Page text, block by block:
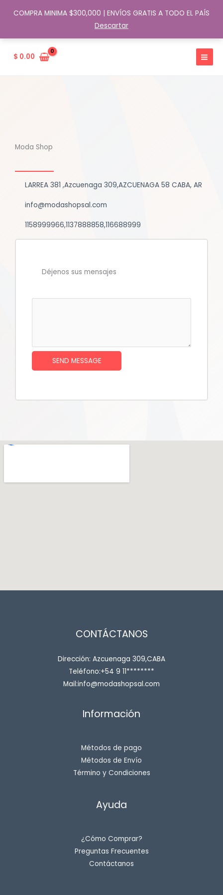
COMPRA MINIMA $300,000 | ENVÍOS GRATIS A TODO EL PAÍS
Descartar
$ 0.00
Moda Shop
LARREA 381 ,Azcuenaga 309,AZCUENAGA 58 CABA, AR
info@modashopsal.com
1158999966,1137888858,116688999
Déjenos sus mensajes
SEND MESSAGE
CONTÁCTANOS
Dirección: Azcuenaga 309,CABA
Teléfono:+54 9 11********
Mail:info@modashopsal.com
Información
Métodos de pago
Métodos de Envío
Término y Condiciones
Ayuda
¿Cómo Comprar?
Preguntas Frecuentes
Contáctanos